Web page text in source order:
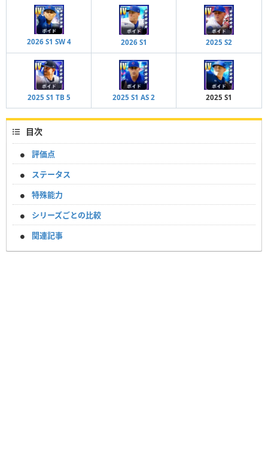
2026 S1 SW 4 2026 S1 2025 S2
2025 S1 TB 5 2025 S1 AS 2 2025 S1
目次
評価点
ステータス
特殊能力
シリーズごとの比較
関連記事